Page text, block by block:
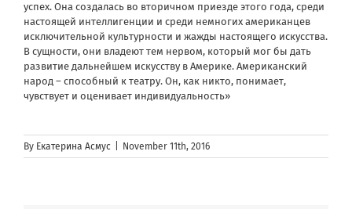
успех. Она создалась во вторичном приезде этого года, среди
настоящей интеллигенции и среди немногих американцев
исключительной культурности и жажды настоящего искусства.
В сущности, они владеют тем нервом, который мог бы дать
развитие дальнейшем искусству в Америке. Американский
народ – способный к театру. Он, как никто, понимает,
чувствует и оценивает индивидуальность»
By Екатерина Асмус November 11th, 2016